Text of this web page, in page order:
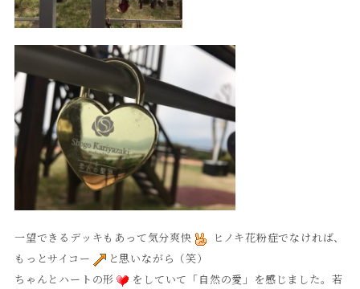
一望できるデッキもあって気分爽快
ヒノキ花粉症でなければ、
もっとサイコー
と思いながら（笑）
ちゃんとハートの形
をしていて「自然の愛」を感じました。若